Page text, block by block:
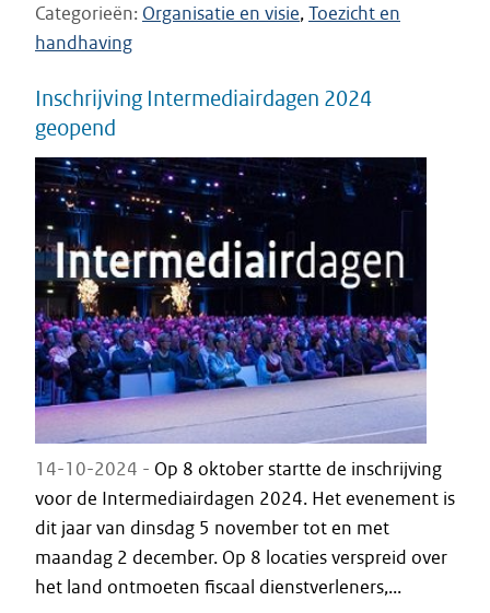
Categorieën Organisatie en visie Toezicht en
handhaving
Inschrijving Intermediairdagen 2024
geopend
14-10-2024 - Op 8 oktober startte de inschrijving
voor de Intermediairdagen 2024. Het evenement is
dit jaar van dinsdag 5 november tot en met
maandag 2 december. Op 8 locaties verspreid over
het land ontmoeten fiscaal dienstverleners,...